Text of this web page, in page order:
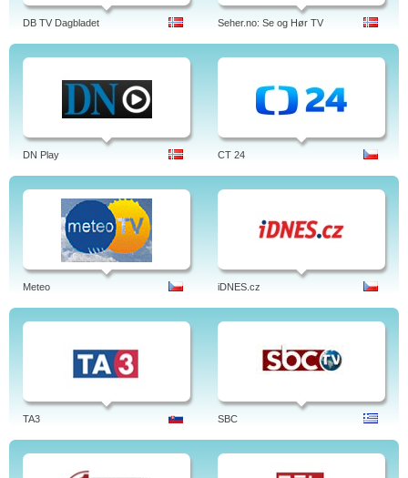
DB TV Dagbladet Seher.no: Se og Hør TV
DN Play CT 24
Meteo iDNES.cz
TA3 SBC